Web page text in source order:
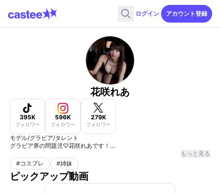
ログイン アカウント登録
花咲れあ
395K
フォロワー
596K
フォロワー
279K
フォロワー
モデル/グラビア/タレント
グラビア界の問題児♡花咲れあです！
もっと見る
#コスプレ #姉妹
ピックアップ動画